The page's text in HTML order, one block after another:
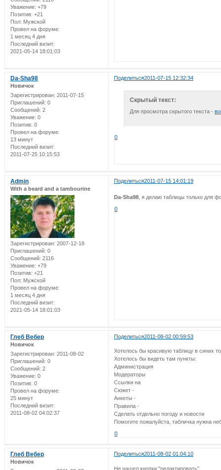
Уважение: +79
Позитив: +21
Пол: Мужской
Провел на форуме:
1 месяц 4 дня
Последний визит:
2021-05-14 18:01:03
Поделиться2011-07-15 12:32:34
Da-Sha98
Новичок
Зарегистрирован: 2011-07-15
Приглашений: 0
Сообщений: 2
Уважение: 0
Позитив: 0
Провел на форуме:
13 минут
Последний визит:
2011-07-25 10:15:53
Скрытый текст:
Для просмотра скрытого текста -
0
Поделиться2011-07-15 14:01:19
Admin
With a beard and a tambourine
Зарегистрирован: 2007-12-18
Приглашений: 0
Сообщений: 2116
Уважение: +79
Позитив: +21
Пол: Мужской
Провел на форуме:
1 месяц 4 дня
Последний визит:
2021-05-14 18:01:03
Da-Sha98, я делаю таблицы только для
0
Поделиться2011-08-02 00:59:53
Глеб Вебер
Новичок
Зарегистрирован: 2011-08-02
Приглашений: 0
Сообщений: 2
Уважение: 0
Позитив: 0
Провел на форуме:
25 минут
Последний визит:
2011-08-02 04:02:37
Хотелось бы красивую таблицу в синих
Хотелось бы видеть там пункты:
Администрация
Модераторы
Ссылки на
Сюжет -
Анкеты -
Правила -
Сделать отдельно погоду и новости
Помогите пожалуйста, табличка нужна
0
Поделиться2011-08-02 01:04:10
Глеб Вебер
Новичок
Не нашел кнопки "редактировать".